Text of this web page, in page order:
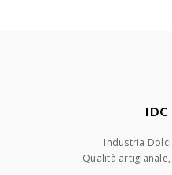
Industria
Qualità